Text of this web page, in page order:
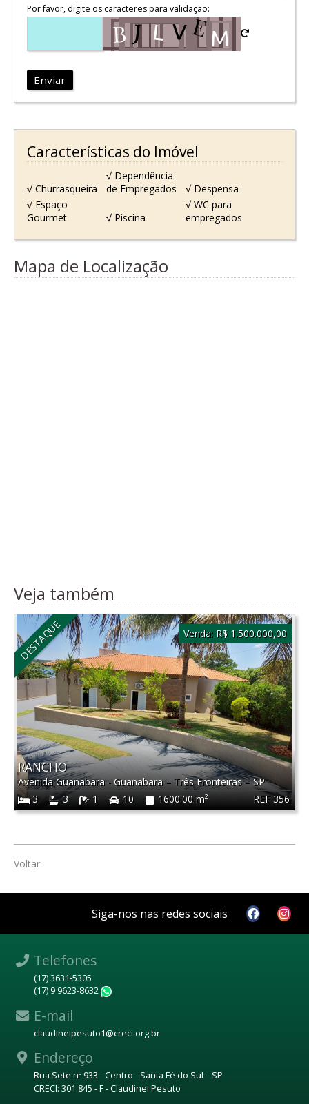
Por favor, digite os caracteres para validação:
Enviar
Características do Imóvel
√ Churrasqueira
√ Dependência
de Empregados
√ Despensa
√ Espaço
Gourmet
√ Piscina
√ WC para
empregados
Mapa de Localização
Veja também
DESTAQUE
REF 356
RANCHO
Avenida Guanabara - Guanabara–Três Fronteiras–SP
3
3 1 10 1600.00 m²
Venda: R$ 1.500.000,00
Voltar
Siga-nos nas redes sociais
Telefones
(17) 3631-5305
(17) 9 9623-8632
E-mail
claudineipesuto1@creci.org.br
Endereço
Rua Sete nº 933 - Centro - Santa Fé do Sul – SP
CRECI: 301.845 - F - Claudinei Pesuto